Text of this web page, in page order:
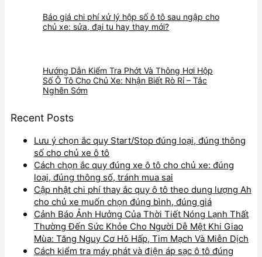
Báo giá chi phí xử lý hộp số ô tô sau ngập cho
chủ xe: sửa, đại tu hay thay mới?
Hướng Dẫn Kiểm Tra Phớt Và Thông Hơi Hộp
Số Ô Tô Cho Chủ Xe: Nhận Biết Rò Rỉ – Tắc
Nghẽn Sớm
Recent Posts
Lưu ý chọn ắc quy Start/Stop đúng loại, đúng thông
số cho chủ xe ô tô
Cách chọn ắc quy đúng xe ô tô cho chủ xe: đúng
loại, đúng thông số, tránh mua sai
Cập nhật chi phí thay ắc quy ô tô theo dung lượng Ah
cho chủ xe muốn chọn đúng bình, đúng giá
Cảnh Báo Ảnh Hưởng Của Thời Tiết Nóng Lạnh Thất
Thường Đến Sức Khỏe Cho Người Dễ Mệt Khi Giao
Mùa: Tăng Nguy Cơ Hô Hấp, Tim Mạch Và Miễn Dịch
Cách kiểm tra máy phát và điện áp sạc ô tô đúng